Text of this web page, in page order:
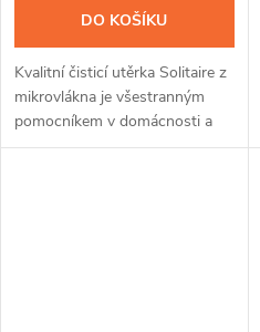
DO KOŠÍKU
Kvalitní čisticí utěrka Solitaire z
mikrovlákna je všestranným
pomocníkem v domácnosti a
při údržbě obuvi. Je vhodná pro